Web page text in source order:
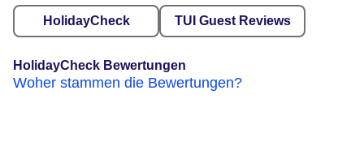
HolidayCheck TUI Guest Reviews
HolidayCheck Bewertungen
Woher stammen die Bewertungen?